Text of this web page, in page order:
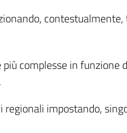
complesse in
impostando,